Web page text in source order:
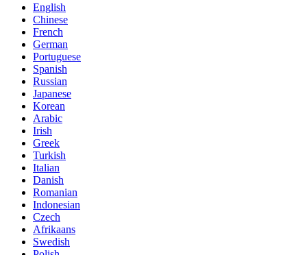
English
Chinese
French
German
Portuguese
Spanish
Russian
Japanese
Korean
Arabic
Irish
Greek
Turkish
Italian
Danish
Romanian
Indonesian
Czech
Afrikaans
Swedish